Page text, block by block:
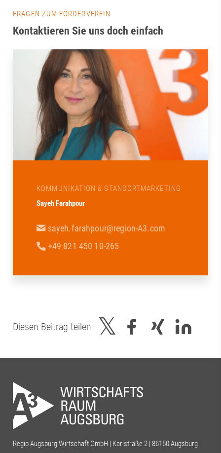
FRAGEN ZUM FÖRDERVEREIN
Kontaktieren Sie uns doch einfach
KOMMUNIKATION & STANDORTMARKETING
Sayeh Farahpour
sayeh.farahpour@region-A3.com
+49 821 450 10-265
Diesen Beitrag teilen
Regio Augsburg Wirtschaft GmbH | Karlstraße 2 | 86150 Augsburg